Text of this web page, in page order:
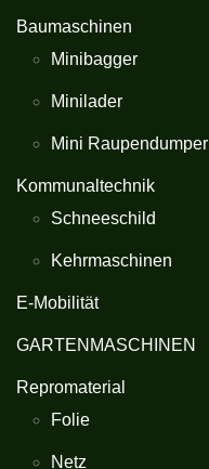
Baumaschinen
Minibagger
Minilader
Mini Raupendumper
Kommunaltechnik
Schneeschild
Kehrmaschinen
E-Mobilität
GARTENMASCHINEN
Repromaterial
Folie
Netz